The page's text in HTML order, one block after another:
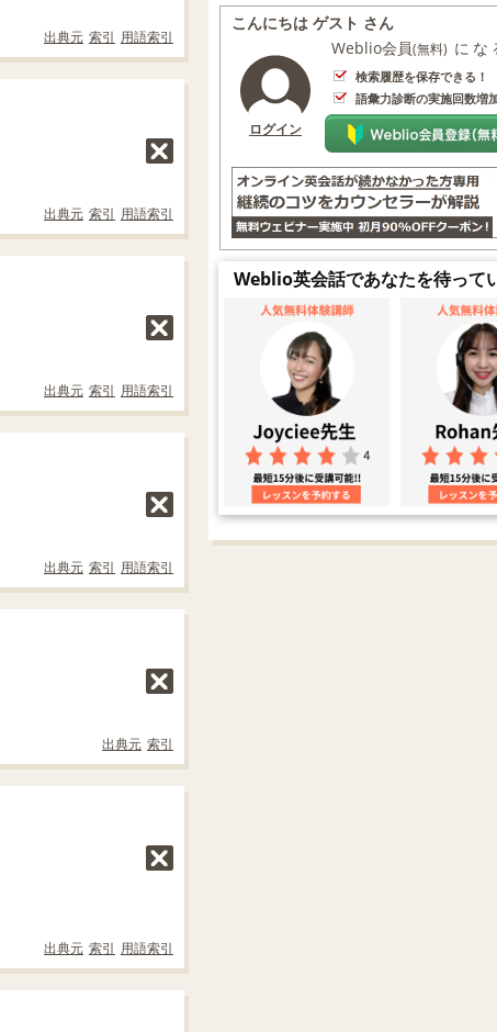
出典元 索引 用語索引
出典元 索引 用語索引
出典元 索引 用語索引
出典元 索引 用語索引
出典元 索引
出典元 索引 用語索引
こんにちは ゲスト さん
ログイン
Weblio会員(無料) にな
検索履歴を保存できる！
語彙力診断の実施回数増
Weblio英会話であなたを待って